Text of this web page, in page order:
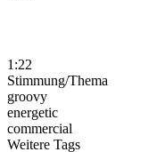
1:22
Stimmung/Thema
groovy
energetic
commercial
Weitere Tags